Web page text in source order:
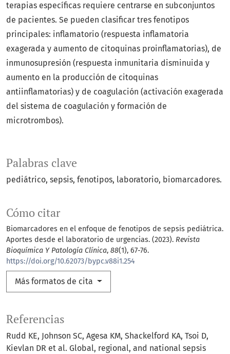
Palabras clave
pediátrico, sepsis, fenotipos, laboratorio, biomarcadores.
Cómo citar
Biomarcadores en el enfoque de fenotipos de sepsis pediátrica.
Aportes desde el laboratorio de urgencias. (2023). Revista
Bioquímica Y Patología Clínica, 88(1), 67-76.
https://doi.org/10.62073/bypc.v88i1.254
Más formatos de cita
terapias específicas requiere centrarse en subconjuntos
de pacientes. Se pueden clasificar tres fenotipos
principales: inflamatorio (respuesta inflamatoria
exagerada y aumento de citoquinas proinflamatorias), de
inmunosupresión (respuesta inmunitaria disminuida y
aumento en la producción de citoquinas
antiinflamatorias) y de coagulación (activación exagerada
del sistema de coagulación y formación de
microtrombos).
Referencias
Rudd KE, Johnson SC, Agesa KM, Shackelford KA, Tsoi D,
Kievlan DR et al. Global, regional, and national sepsis